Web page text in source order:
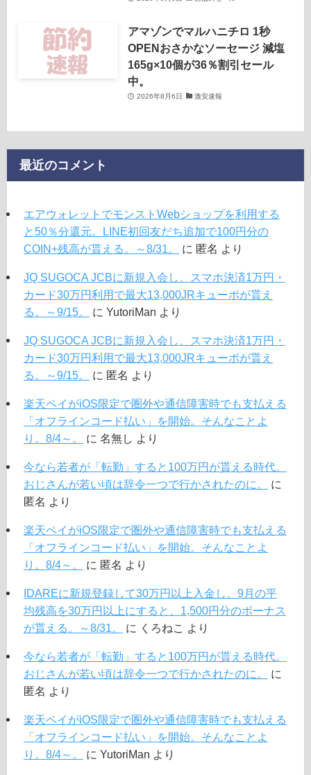
アマゾンでマルハニチロ 1秒
OPENおさかなソーセージ 減塩
165g×10個が36％割引セール
中。
2026年8月6日 激安速報
最近のコメント
エアウォレットでモンストWebショップを利用する
と50％分還元。LINE初回友だち追加で100円分の
COIN+残高が貰える。～8/31。
に 匿名 より
JQ SUGOCA JCBに新規入会し、スマホ決済1万円・
カード30万円利用で最大13,000JRキューポが貰え
る。～9/15。
に YutoriMan より
JQ SUGOCA JCBに新規入会し、スマホ決済1万円・
カード30万円利用で最大13,000JRキューポが貰え
る。～9/15。
に 匿名 より
楽天ペイがiOS限定で圏外や通信障害時でも支払える
「オフラインコード払い」を開始。そんなことよ
り。8/4～。
に 名無し より
今なら若者が「転勤」すると100万円が貰える時代。
おじさんが若い頃は辞令一つで行かされたのに。
に
匿名 より
楽天ペイがiOS限定で圏外や通信障害時でも支払える
「オフラインコード払い」を開始。そんなことよ
り。8/4～。
に 匿名 より
IDAREに新規登録して30万円以上入金し、9月の平
均残高を30万円以上にすると、1,500円分のボーナス
が貰える。～8/31。
に くろねこ より
今なら若者が「転勤」すると100万円が貰える時代。
おじさんが若い頃は辞令一つで行かされたのに。
に
匿名 より
楽天ペイがiOS限定で圏外や通信障害時でも支払える
「オフラインコード払い」を開始。そんなことよ
り。8/4～。
に YutoriMan より